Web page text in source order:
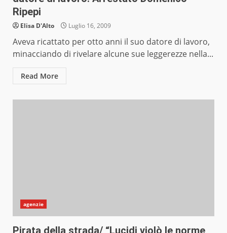
Ripepi
Elisa D'Alto Luglio 16, 2009
Aveva ricattato per otto anni il suo datore di lavoro,
minacciando di rivelare alcune sue leggerezze nella...
Read More
agenzie
Pirata della strada/ “Lucidi violò le norme